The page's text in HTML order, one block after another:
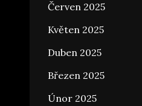
Červen 2025
Květen 2025
Duben 2025
Březen 2025
Únor 2025